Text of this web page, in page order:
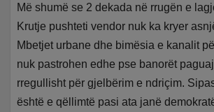
Më shumë se 2 dekada në rrugën e
Krutje pushteti vendor nuk ka kryer
Mbetjet urbane dhe bimësia e kanalit
nuk pastrohen edhe pse banorët
rregullisht për gjelbërim e ndriçim.
është e qëllimtë pasi ata janë